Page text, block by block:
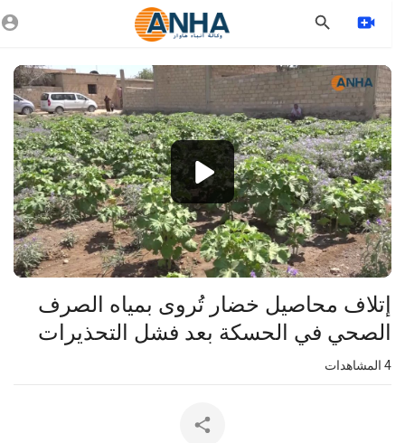
Video
Player
1080p
720p
480p
360p
240p
⁣إتلاف محاصيل خضار تُروى بمياه الصرف
الصحي في الحسكة بعد فشل التحذيرات
المشاهدات